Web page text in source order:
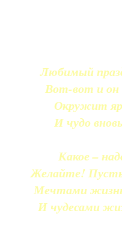
Любимый
Вот-вот и
Окружит
И чудо
Какое –
Желайте!
Мечтами
И чудесами